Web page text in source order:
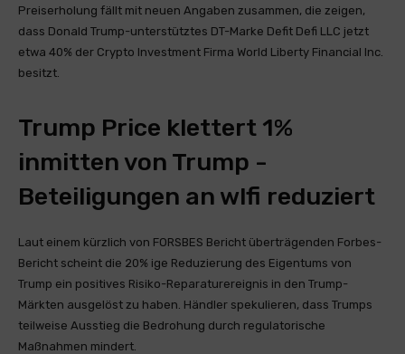
Preiserholung fällt mit neuen Angaben zusammen, die zeigen,
dass Donald Trump-unterstütztes DT-Marke Defit Defi LLC jetzt
etwa 40% der Crypto Investment Firma World Liberty Financial Inc.
besitzt.
Trump Price klettert 1%
inmitten von Trump -
Beteiligungen an wlfi reduziert
Laut einem kürzlich von FORSBES Bericht überträgenden Forbes-
Bericht scheint die 20% ige Reduzierung des Eigentums von
Trump ein positives Risiko-Reparaturereignis in den Trump-
Märkten ausgelöst zu haben. Händler spekulieren, dass Trumps
teilweise Ausstieg die Bedrohung durch regulatorische
Maßnahmen mindert.